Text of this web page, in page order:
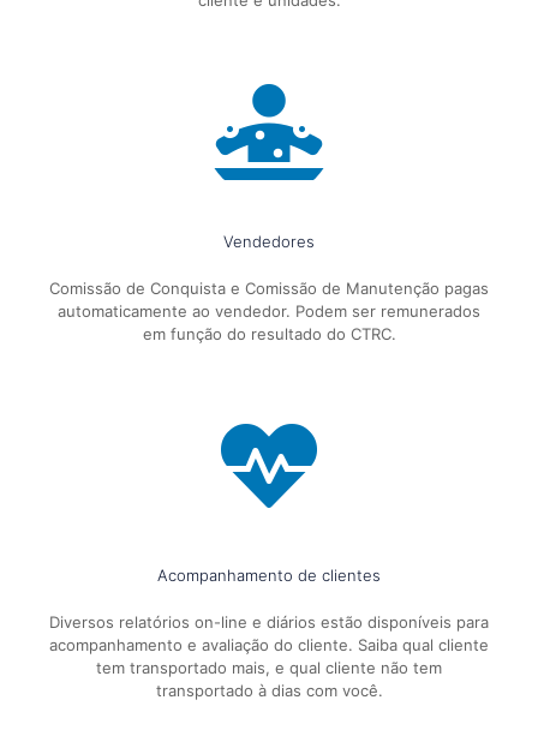
Vendedores
Comissão de Conquista e Comissão de Manutenção pagas
automaticamente ao vendedor. Podem ser remunerados
em função do resultado do CTRC.
Acompanhamento de clientes
Diversos relatórios on-line e diários estão disponíveis para
acompanhamento e avaliação do cliente. Saiba qual cliente
tem transportado mais, e qual cliente não tem
transportado à dias com você.